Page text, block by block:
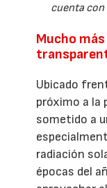
cuenta
Mucho
Ubicado
próximo a la
sometido a
radiación
épocas del